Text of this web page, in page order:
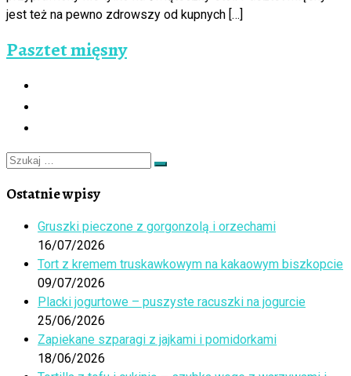
jest też na pewno zdrowszy od kupnych […]
Pasztet mięsny
Szukaj
Szukaj
Ostatnie wpisy
Gruszki pieczone z gorgonzolą i orzechami
16/07/2026
Tort z kremem truskawkowym na kakaowym biszkopcie
09/07/2026
Placki jogurtowe – puszyste racuszki na jogurcie
25/06/2026
Zapiekane szparagi z jajkami i pomidorkami
18/06/2026